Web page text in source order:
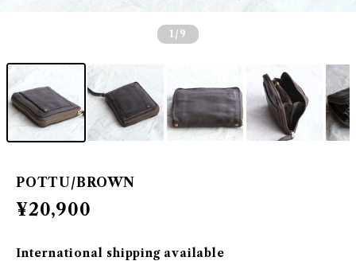
1 /9
POTTU/BROWN
¥20,900
International shipping available